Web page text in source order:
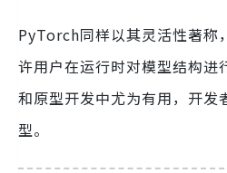
PyTorch同样以其灵活性著称
许用户在运行时对模型结构进
和原型开发中尤为有用，开发
型。